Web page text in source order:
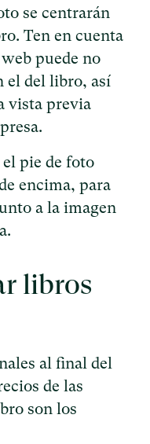
se centrarán
Ten en cuenta
puede no
el del libro, así
vista previa
pie de foto
encima, para
a la imagen
libros
al final del
de las
son los